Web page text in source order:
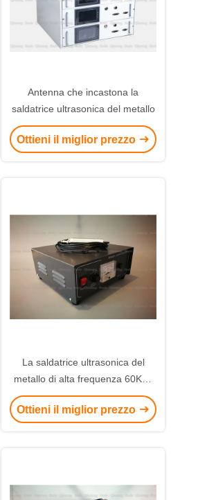
Antenna che incastona la
saldatrice ultrasonica del metallo
Ottieni il miglior prezzo
La saldatrice ultrasonica del
metallo di alta frequenza 60Khz
in cavo incastona i prodotti della
saldatura
Ottieni il miglior prezzo